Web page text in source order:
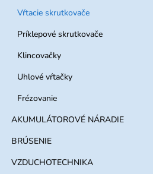
Vŕtacie skrutkovače
Príklepové skrutkovače
Klincovačky
Uhlové vŕtačky
Frézovanie
AKUMULÁTOROVÉ NÁRADIE
BRÚSENIE
VZDUCHOTECHNIKA